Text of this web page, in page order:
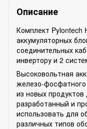
Описание
Комплект Pylontech
аккумуляторных
соединительных
инвертору и 2
Высоковольтная
железо-
из новых продуктов
разработанный и
использовать для
различных типов